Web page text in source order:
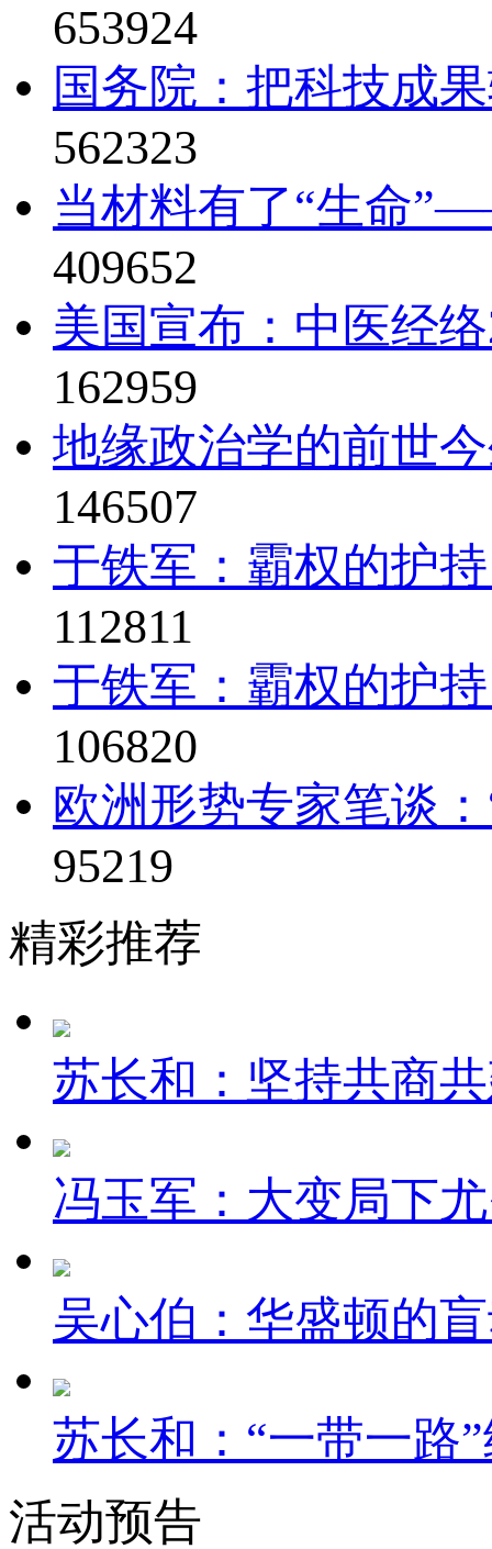
653924
国务院：把科技成
562323
当材料有了“生命
409652
美国宣布：中医经
162959
地缘政治学的前世
146507
于铁军：霸权的护
112811
于铁军：霸权的护
106820
欧洲形势专家笔谈
95219
精彩推荐
苏长和：坚持共商
冯玉军：大变局下
吴心伯：华盛顿的
苏长和：“一带一路
活动预告